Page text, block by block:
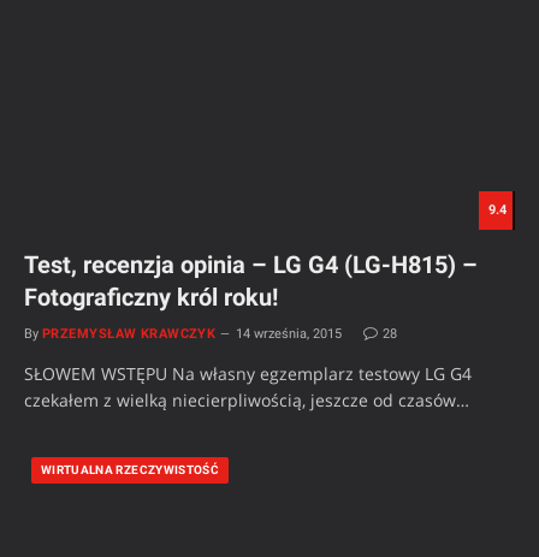
9.4
Test, recenzja opinia – LG G4 (LG-H815) –
Fotograficzny król roku!
By PRZEMYSŁAW KRAWCZYK 14 września, 2015 28
SŁOWEM WSTĘPU Na własny egzemplarz testowy LG G4
czekałem z wielką niecierpliwością, jeszcze od czasów…
WIRTUALNA RZECZYWISTOŚĆ